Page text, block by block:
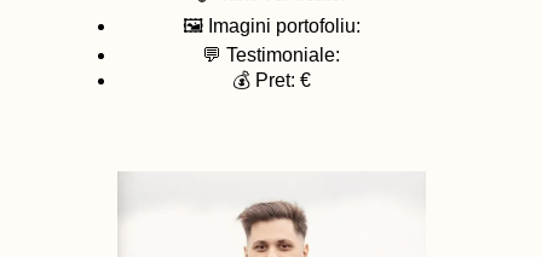
🖼️ Imagini portofoliu:
💬 Testimoniale:
💰 Pret: €